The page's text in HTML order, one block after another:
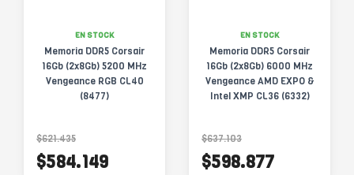
EN STOCK
Memoria DDR5 Corsair
16Gb (2x8Gb) 5200 MHz
Vengeance RGB CL40
(8477)
$621.435
$584.149
EN STOCK
Memoria DDR5 Corsair
16Gb (2x8Gb) 6000 MHz
Vengeance AMD EXPO &
Intel XMP CL36 (6332)
$637.103
$598.877